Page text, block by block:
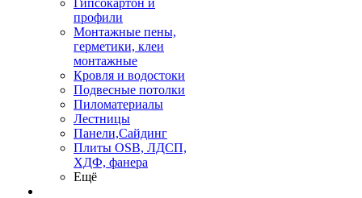
Гипсокартон и
профили
Монтажные пены,
герметики, клеи
монтажные
Кровля и водостоки
Подвесные потолки
Пиломатериалы
Лестницы
Панели,Сайдинг
Плиты OSB, ЛДСП,
ХДФ, фанера
Ещё